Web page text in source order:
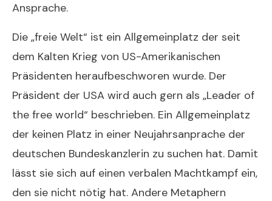
Ansprache.
Die „freie Welt“ ist ein Allgemeinplatz der seit
dem Kalten Krieg von US-Amerikanischen
Präsidenten heraufbeschworen wurde. Der
Präsident der USA wird auch gern als „Leader of
the free world“ beschrieben. Ein Allgemeinplatz
der keinen Platz in einer Neujahrsanprache der
deutschen Bundeskanzlerin zu suchen hat. Damit
lässt sie sich auf einen verbalen Machtkampf ein,
den sie nicht nötig hat. Andere Metaphern